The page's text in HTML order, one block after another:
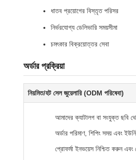
ধাতব প্রয়োগের বিস্তৃত পরিসর
নির্ভরযোগ্য ডেলিভারি সময়সীমা
চমৎকার বিক্রয়োত্তর সেবা
অর্ডার প্রক্রিয়া
নিয়মিত/হট সেল জুয়েলারি (ODM পরিষেবা)
আমাদের ক্যাটালগ বা সংযুক্ত ছবি
অর্ডার পরিমাণ, শিপিং সময় এবং
প্রোফর্মা ইনভয়েস নিশ্চিত করুন এবং